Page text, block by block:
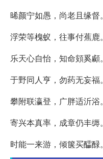
晞颜宁如愚，尚老且缘督。
浮荣等槐蚁，往事付蕉鹿。
乐天心自怡，知命頞奚顣。
于野同人亨，勿药无妄福。
攀附联瀛登，广胖适沂浴。
寄兴本真率，成章仍丰缛。
时能一来游，倾箧买醽醁。